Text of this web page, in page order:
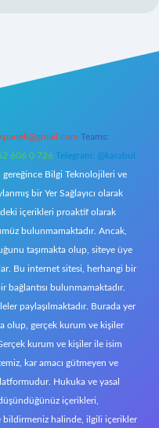
Teams:
606 0 726 Telegram: @karabul
gereğince Bilgi Teknolojileri ve
bir Yer Sağlayıcı olarak
içerikleri proaktif olarak
bulunmamaktadır. Ancak,
taşımakta olup, siteye üye
Bu internet sitesi, herhangi bir
bağlantısı bulunmamaktadır.
paylaşılmaktadır. Burada yer
olup, gerçek kurum ve kişiler
kurum ve kişiler ile isim
kar amacı gütmeyen ve
Hukuka ve yasal
içerikleri,
bildirmeniz halinde, ilgili içerikler